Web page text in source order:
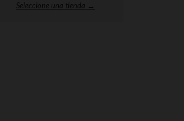
Seleccione una tienda →